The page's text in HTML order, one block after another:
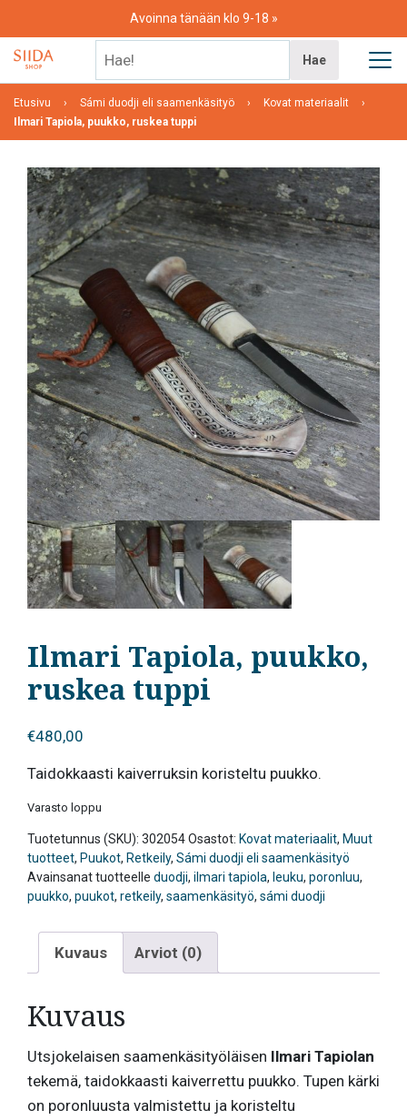
content
Avoinna tänään klo 9-18
Hae
Etusivu Sámi duodji eli saamenkäsityö
Kovat materiaalit
Ilmari Tapiola, puukko, ruskea tuppi
Ilmari Tapiola, puukko,
ruskea tuppi
€480,00
Taidokkaasti kaiverruksin koristeltu puukko.
Varasto loppu
Tuotetunnus (SKU): 302054Osastot: Kovat materiaalit, Muut
tuotteet, Puukot, Retkeily, Sámi duodji eli saamenkäsityö
Avainsanat tuotteelle duodji, ilmari tapiola, leuku, poronluu,
puukko, puukot, retkeily, saamenkäsityö, sámi duodji
Kuvaus Arviot (0)
Kuvaus
Utsjokelaisen saamenkäsityöläisen Ilmari Tapiolan
tekemä, taidokkaasti kaiverrettu puukko. Tupen kärki
on poronluusta valmistettu ja koristeltu